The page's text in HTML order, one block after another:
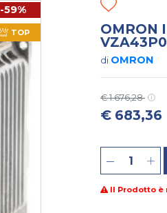
-59%
TOP OMRON
di OMRON
€ 1.676,28
€ 683,36
Il Prodotto è